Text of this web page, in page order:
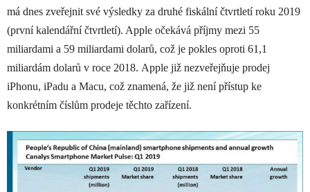
má dnes zveřejnit své výsledky za druhé fiskální čtvrtletí roku 2019
(první kalendářní čtvrtletí). Apple očekává příjmy mezi 55
miliardami a 59 miliardami dolarů, což je pokles oproti 61,1
miliardám dolarů v roce 2018. Apple již nezveřejňuje prodej
iPhonu, iPadu a Macu, což znamená, že již není přístup ke
konkrétním číslům prodeje těchto zařízení.